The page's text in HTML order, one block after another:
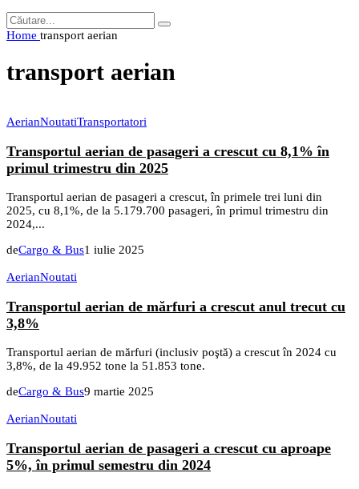
Home transport aerian
transport aerian
AerianNoutatiTransportatori
Transportul aerian de pasageri a crescut cu 8,1% în
primul trimestru din 2025
Transportul aerian de pasageri a crescut, în primele trei luni din
2025, cu 8,1%, de la 5.179.700 pasageri, în primul trimestru din
2024,...
deCargo & Bus1 iulie 2025
AerianNoutati
Transportul aerian de mărfuri a crescut anul trecut cu
3,8%
Transportul aerian de mărfuri (inclusiv poştă) a crescut în 2024 cu
3,8%, de la 49.952 tone la 51.853 tone.
deCargo & Bus9 martie 2025
AerianNoutati
Transportul aerian de pasageri a crescut cu aproape
5%, în primul semestru din 2024